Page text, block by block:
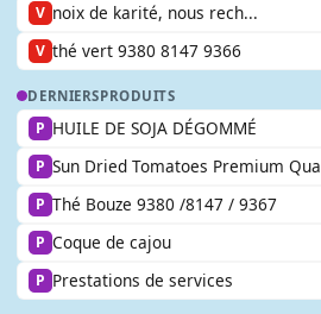
V noix de karité, nous rech...
V thé vert 9380 8147 9366
DERNIERSPRODUITS
P HUILE DE SOJA DÉGOMMÉ
P Sun Dried Tomatoes Premium Qua
P Thé Bouze 9380 /8147 / 9367
P Coque de cajou
P Prestations de services